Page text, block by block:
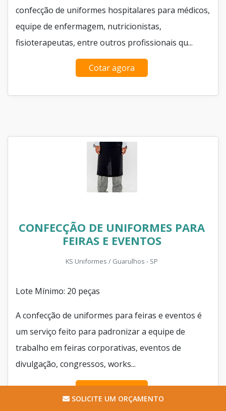
confecção de uniformes hospitalares para médicos,
equipe de enfermagem, nutricionistas,
fisioterapeutas, entre outros profissionais qu...
Cotar agora
CONFECÇÃO DE UNIFORMES PARA
FEIRAS E EVENTOS
KS Uniformes / Guarulhos - SP
Lote Mínimo: 20 peças
A confecção de uniformes para feiras e eventos é
um serviço feito para padronizar a equipe de
trabalho em feiras corporativas, eventos de
divulgação, congressos, works...
Cotar agora
SOLICITE UM ORÇAMENTO